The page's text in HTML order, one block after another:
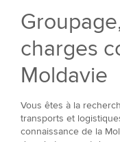
charges
Moldavie
Vous êtes à la
transports et
connaissance de la